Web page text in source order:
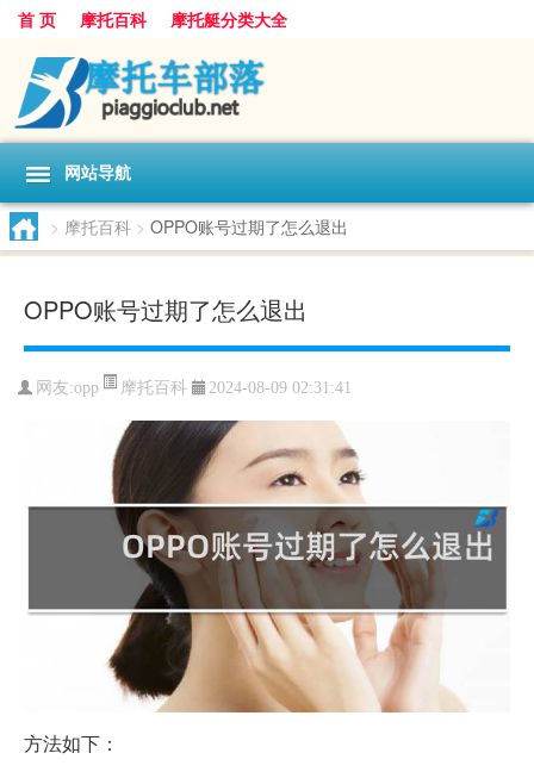
首 页 摩托百科 摩托艇分类大全
网站导航
> 摩托百科 > OPPO账号过期了怎么退出
OPPO账号过期了怎么退出
网友:opp 摩托百科 2024-08-09 02:31:41
方法如下：